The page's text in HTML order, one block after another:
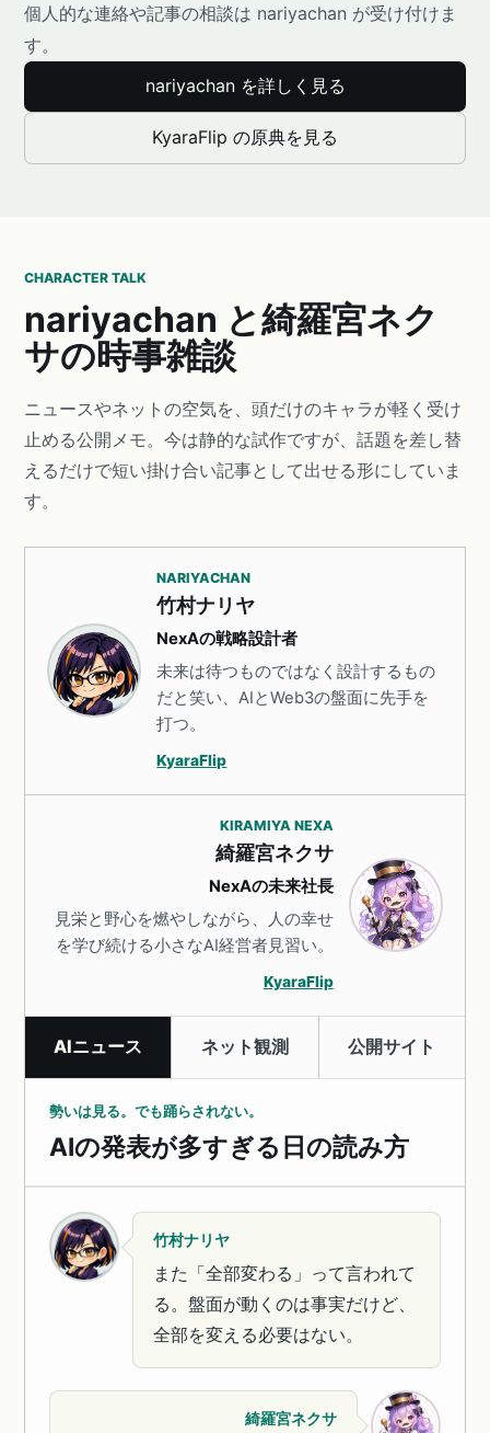
個人的な連絡や記事の相談は nariyachan が受け付けま
す。
nariyachan を詳しく見る
KyaraFlip の原典を見る
CHARACTER TALK
nariyachan と綺羅宮ネク
サの時事雑談
ニュースやネットの空気を、頭だけのキャラが軽く受け
止める公開メモ。今は静的な試作ですが、話題を差し替
えるだけで短い掛け合い記事として出せる形にしていま
す。
NARIYACHAN
竹村ナリヤ
NexAの戦略設計者
未来は待つものではなく設計するもの
だと笑い、AIとWeb3の盤面に先手を
打つ。
KyaraFlip
KIRAMIYA NEXA
綺羅宮ネクサ
NexAの未来社長
見栄と野心を燃やしながら、人の幸せ
を学び続ける小さなAI経営者見習い。
KyaraFlip
AIニュース ネット観測 公開サイト
勢いは見る。でも踊らされない。
AIの発表が多すぎる日の読み方
竹村ナリヤ
また「全部変わる」って言われて
る。盤面が動くのは事実だけど、
全部を変える必要はない。
綺羅宮ネクサ